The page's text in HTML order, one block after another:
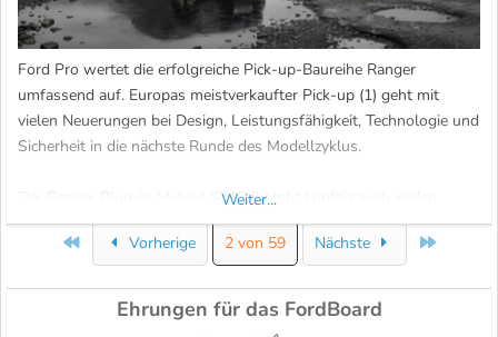
Ford Pro wertet die erfolgreiche Pick-up-Baureihe Ranger
umfassend auf. Europas meistverkaufter Pick-up (1) geht mit
vielen Neuerungen bei Design, Leistungsfähigkeit, Technologie und
Sicherheit in die nächste Runde des Modellzyklus.
Der Ranger Plug-in-Hybrid (PHEV) steht künftig auch in den
Varianten Platinum und Limited zur Wahl. Die beiden
Ausstattungslinien ergänzen die bisherigen Versionen XLT,
Weiter...
Erste
Vorherige 2 von 59 Nächste Letzte
Ehrungen für das FordBoard